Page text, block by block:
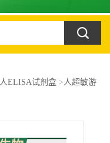
人ELISA试剂盒> 人超敏游